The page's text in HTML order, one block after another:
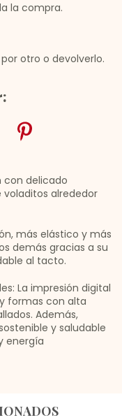
la compra.
otro o devolverlo.
con delicado
alrededor
más elástico y más
demás gracias a su
al tacto.
La impresión digital
formas con alta
Además,
y saludable
energía